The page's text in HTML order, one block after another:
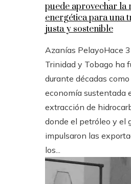
puede aprovechar la
energética para una
justa y sostenible
Azanías PelayoHace
Trinidad y Tobago ha
durante décadas
economía sustentada
extracción de
donde el petróleo y el
impulsaron las
los...